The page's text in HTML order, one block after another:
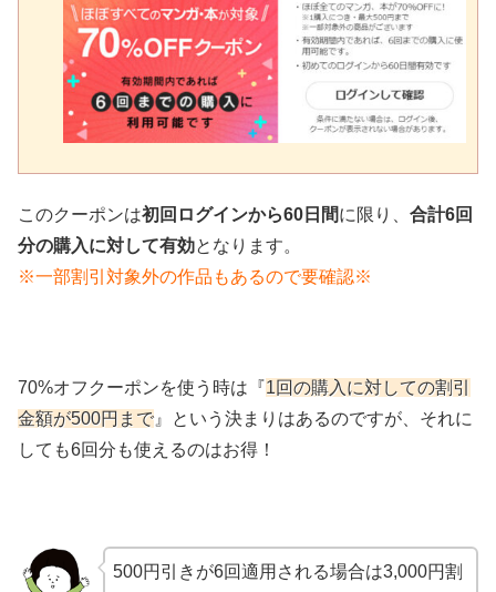
このクーポンは初回ログインから60日間に限り、 合計6回
分の購入に対して有効となります。
※一部割引対象外の作品もあるので要確認※
70%オフクーポンを使う時は『 1回の購入に対しての割引
金額が500円まで』という決まりはあるのですが、それに
しても6回分も使えるのはお得！
500円引きが6回適用される場合は3,000円割